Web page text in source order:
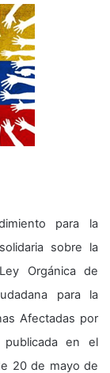
para la
sobre la
Orgánica de
para la
Afectadas por
en el
20 de mayo de